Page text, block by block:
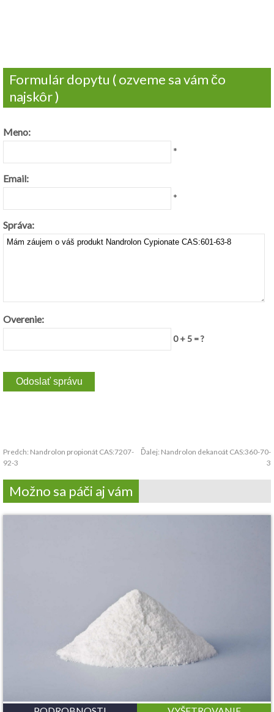
Formulár dopytu ( ozveme sa vám čo
najskôr )
Meno:
*
Email:
*
Správa:
Overenie:
0 + 5 = ?
Predch: Nandrolon propionát CAS:7207-
92-3
Ďalej: Nandrolon dekanoát CAS:360-70-
3
Možno sa páči aj vám